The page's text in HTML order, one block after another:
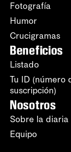
Fotografía
Humor
Crucigramas
Beneficios
Listado
Tu ID (número
suscripción)
Nosotros
Sobre la diaria
Equipo